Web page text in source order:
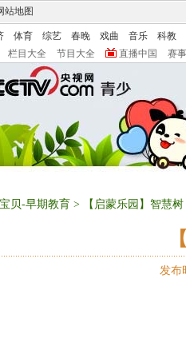
站地图
体育 综艺 春晚 戏曲 音乐 科教
栏目大全 节目大全 直播中国 赛
贝-早期教育 > 【启蒙乐园】智慧树
发布